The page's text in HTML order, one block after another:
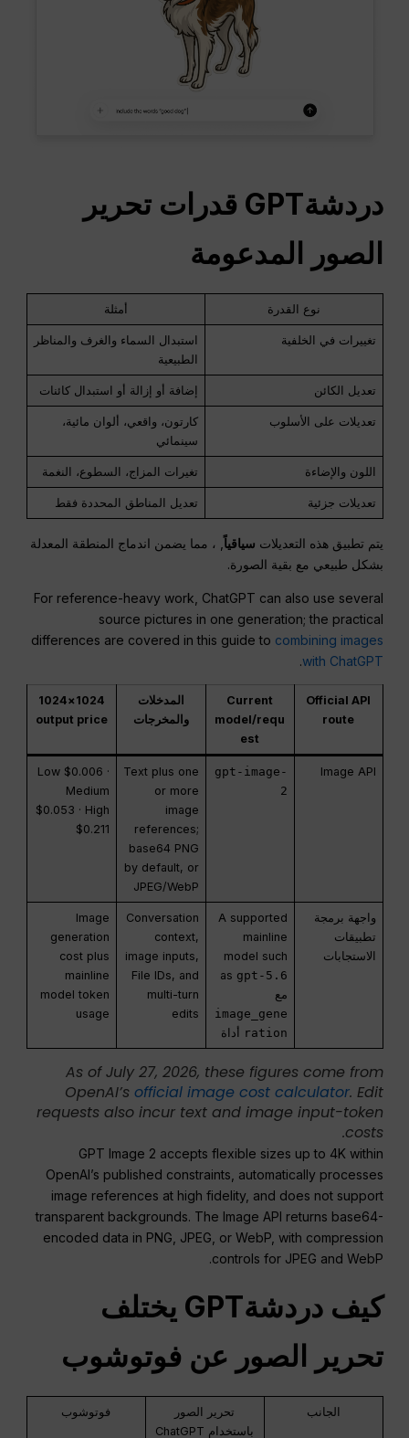
دردشةGPT
قدرات تحرير
الصور المدعومة
نوع القدرة أمثلة
تغييرات في الخلفية
استبدال السماء والغرف والمناظر
الطبيعية
تعديل الكائن إضافة أو إزالة أو استبدال كائنات
تعديلات على الأسلوب
كارتون، واقعي، ألوان مائية،
سينمائي
اللون والإضاءة تغيرات المزاج، السطوع، النغمة
تعديلات جزئية تعديل المناطق المحددة فقط
يتم تطبيق هذه التعديلات سياقياً, ، مما يضمن اندماج المنطقة المعدلة
بشكل طبيعي مع بقية الصورة.
For reference-heavy work, ChatGPT can also use several
source pictures in one generation; the practical
differences are covered in this guide to combining images
with ChatGPT
.
Official API
route
Current
model/requ
est
المدخلات
والمخرجات
1024×1024
output price
Image API
gpt-image-
2
Text plus one
or more
image
references;
base64 PNG
by default, or
JPEG/WebP
Low $0.006 ·
Medium
$0.053 · High
$0.211
واجهة برمجة
تطبيقات
الاستجابات
A supported
mainline
model such
as gpt-5.6
مع
image_gene
ration
أداة
Conversation
context,
image inputs,
File IDs, and
multi-turn
edits
Image
generation
cost plus
mainline
model token
usage
As of July 27, 2026, these figures come from
OpenAI’s official image cost calculator. Edit
requests also incur text and image input-token
costs.
GPT Image 2 accepts flexible sizes up to 4K within
OpenAI’s published constraints, automatically processes
image references at high fidelity, and does not support
transparent backgrounds. The Image API returns base64-
encoded data in PNG, JPEG, or WebP, with compression
controls for JPEG and WebP.
كيفدردشةGPT
يختلف
تحرير الصور عن فوتوشوب
الجانب
تحرير الصور
باستخدام ChatGPT
فوتوشوب